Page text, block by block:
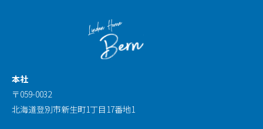
本社
〒059-0032
北海道登別市新生町1丁目17番地1